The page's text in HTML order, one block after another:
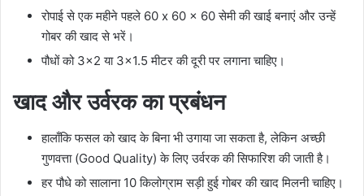
रोपाई से एक महीने पहले 60 x 60 x 60 सेमी की खाई बनाएं और उन्हें
गोबर की खाद से भरें।
पौधों को 3×2 या 3×1.5 मीटर की दूरी पर लगाना चाहिए।
खाद और उर्वरक का प्रबंधन
हालाँकि फसल को खाद के बिना भी उगाया जा सकता है, लेकिन अच्छी
गुणवत्ता (Good Quality) के लिए उर्वरक की सिफारिश की जाती है।
हर पौधे को सालाना 10 किलोग्राम सड़ी हुई गोबर की खाद मिलनी चाहिए।